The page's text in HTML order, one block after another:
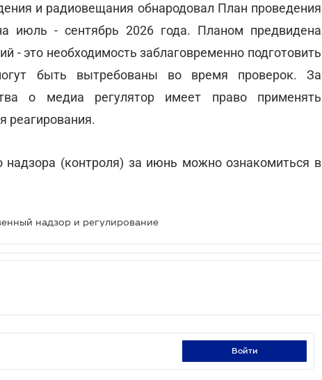
и радиовещания обнародовал План проведения
июль - сентябрь 2026 года. Планом предвидена
- это необходимость заблаговременно подготовить
быть вытребованы во время проверок. За
о медиа регулятор имеет право применять
реагирования.
надзора (контроля) за июнь можно ознакомиться в
надзор и регулирование
войти